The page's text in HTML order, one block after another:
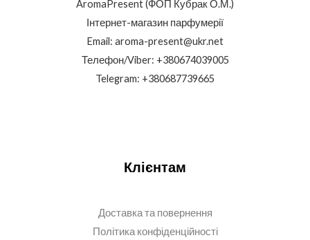
AromaPresent (ФОП Кубрак О.М.)
Інтернет-магазин парфумерії
Email: aroma-present@ukr.net
Телефон/Viber: +380674039005
Telegram: +380687739665
Клієнтам
Доставка та повернення
Політика конфіденційності